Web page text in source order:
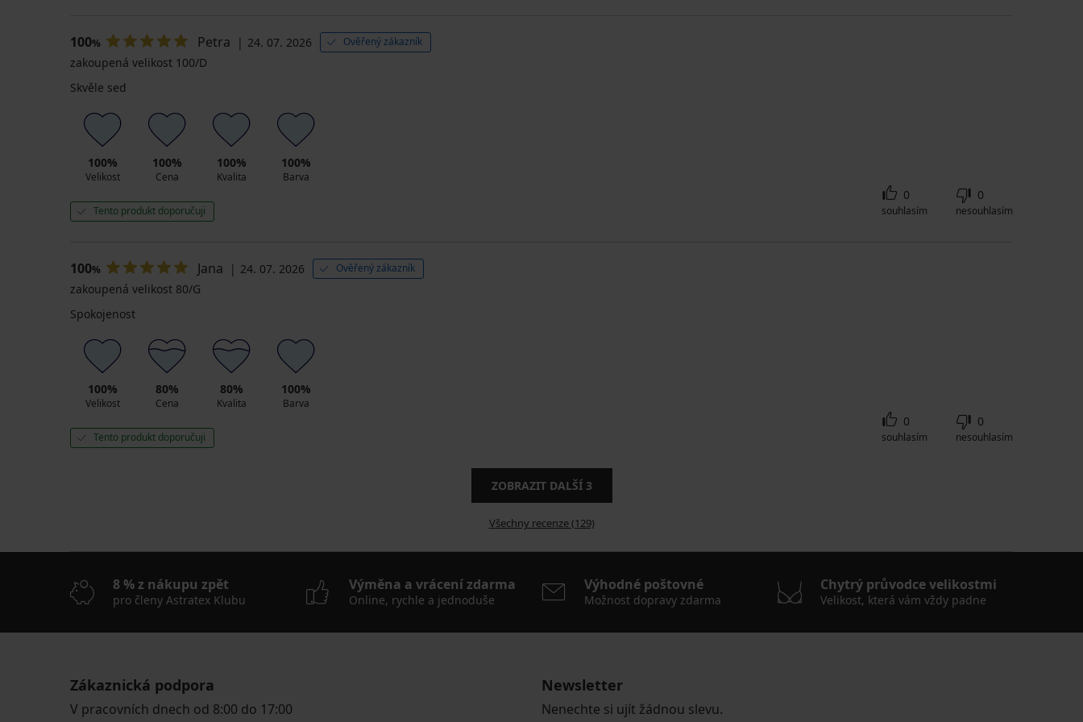
100% Petra 24. 07. 2026 Ověřený zákazník
zakoupená velikost 100/D
Skvěle sed
100%
Velikost
100%
Cena
100%
Kvalita
100%
Barva
Tento produkt doporučuji
0
souhlasím
0
nesouhlasím
100% Jana 24. 07. 2026 Ověřený zákazník
zakoupená velikost 80/G
Spokojenost
100%
Velikost
80%
Cena
80%
Kvalita
100%
Barva
Tento produkt doporučuji
0
souhlasím
0
nesouhlasím
ZOBRAZIT DALŠÍ 3
Všechny recenze (129)
8 % z nákupu zpět
pro členy Astratex Klubu
Výměna a vrácení zdarma
Online, rychle a jednoduše
Výhodné poštovné
Možnost dopravy zdarma
Chytrý průvodce velikostmi
Velikost, která vám vždy padne
Zákaznická podpora
V pracovních dnech od 8:00 do 17:00
Newsletter
Nenechte si ujít žádnou slevu.